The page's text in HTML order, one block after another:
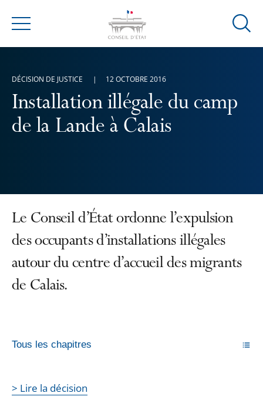
Menu
Ouvrir
Installation illégale du camp
de la Lande à Calais
DÉCISION DE JUSTICE 12 OCTOBRE 2016
Le Conseil d’État ordonne l’expulsion
des occupants d’installations illégales
autour du centre d’accueil des migrants
de Calais.
Tous les chapitres
> Lire la décision